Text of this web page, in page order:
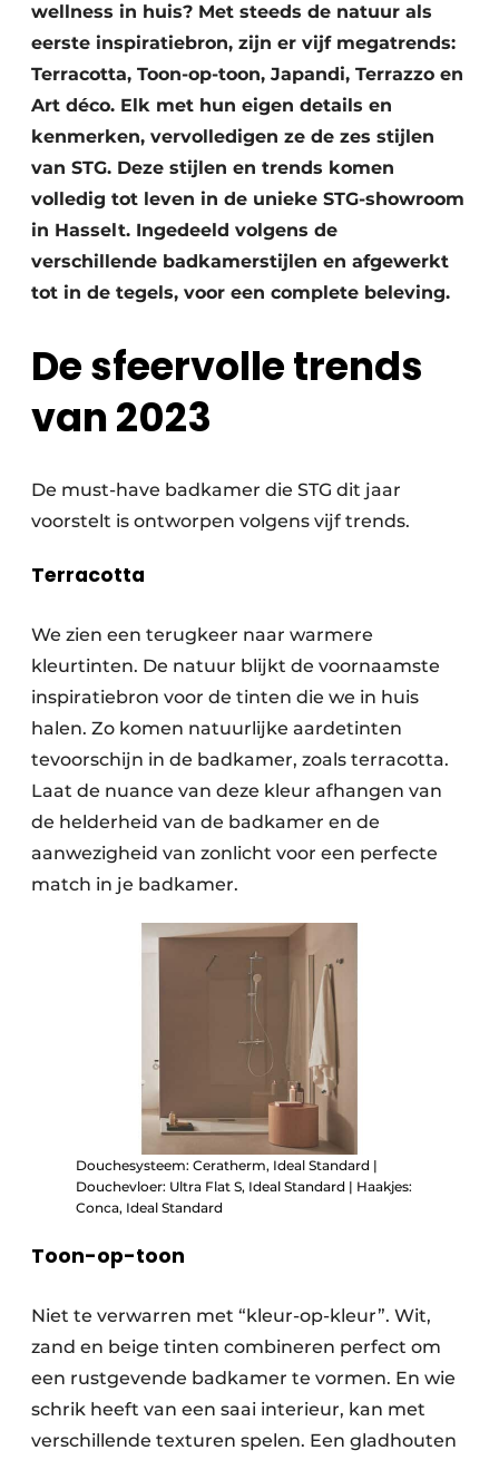
Warmtepompen
wellness in huis? Met steeds de natuur als
eerste inspiratiebron, zijn er vijf megatrends:
Terracotta, Toon-op-toon, Japandi, Terrazzo en
Art déco. Elk met hun eigen details en
kenmerken, vervolledigen ze de zes stijlen
van STG. Deze stijlen en trends komen
volledig tot leven in de unieke STG-showroom
in Hasselt. Ingedeeld volgens de
verschillende badkamerstijlen en afgewerkt
tot in de tegels, voor een complete beleving.
De sfeervolle trends
van 2023
De must-have badkamer die STG dit jaar
voorstelt is ontworpen volgens vijf trends.
Terracotta
We zien een terugkeer naar warmere
kleurtinten. De natuur blijkt de voornaamste
inspiratiebron voor de tinten die we in huis
halen. Zo komen natuurlijke aardetinten
tevoorschijn in de badkamer, zoals terracotta.
Laat de nuance van deze kleur afhangen van
de helderheid van de badkamer en de
aanwezigheid van zonlicht voor een perfecte
match in je badkamer.
Douchesysteem: Ceratherm, Ideal Standard |
Douchevloer: Ultra Flat S, Ideal Standard | Haakjes:
Conca, Ideal Standard
Toon-op-toon
Niet te verwarren met “kleur-op-kleur”. Wit,
zand en beige tinten combineren perfect om
een rustgevende badkamer te vormen. En wie
schrik heeft van een saai interieur, kan met
verschillende texturen spelen. Een gladhouten